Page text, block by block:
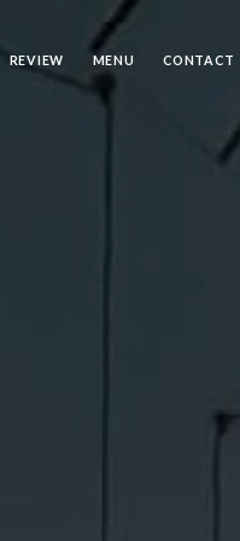
REVIEW MENU CONTACT